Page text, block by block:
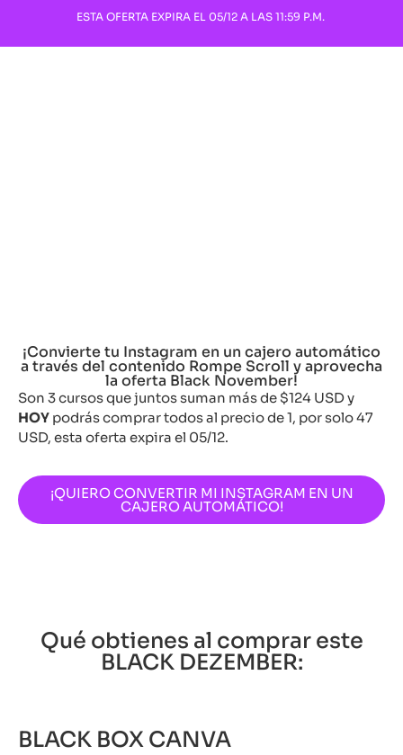
ESTA OFERTA EXPIRA EL 05/12 A LAS 11:59 P.M.
¡Convierte tu Instagram en un cajero automático
a través del contenido Rompe Scroll y aprovecha
la oferta Black November!
Son 3 cursos que juntos suman más de $124 USD y
HOY podrás comprar todos al precio de 1, por solo 47
USD, esta oferta expira el 05/12.
¡QUIERO CONVERTIR MI INSTAGRAM EN UN
CAJERO AUTOMÁTICO!
Qué obtienes al comprar este
BLACK DEZEMBER:
BLACK BOX CANVA